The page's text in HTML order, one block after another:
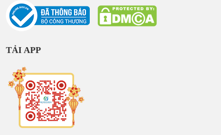
TẢI APP